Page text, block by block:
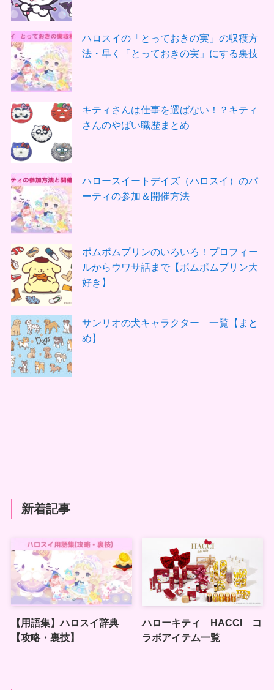
ハロスイの「とっておきの実」の収穫方
法・早く「とっておきの実」にする裏技
キティさんは仕事を選ばない！？キティ
さんのやばい職歴まとめ
ハロースイートデイズ（ハロスイ）のパ
ーティの参加＆開催方法
ポムポムプリンのいろいろ！プロフィー
ルからウワサ話まで【ポムポムプリン大
好き】
サンリオの犬キャラクター 一覧【まと
め】
新着記事
【用語集】ハロスイ辞典
【攻略・裏技】
ハローキティ HACCI コ
ラボアイテム一覧